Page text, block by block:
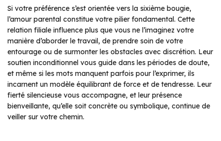
Si votre préférence s’est orientée vers la sixième bougie,
l’amour parental constitue votre pilier fondamental. Cette
relation filiale influence plus que vous ne l’imaginez votre
manière d’aborder le travail, de prendre soin de votre
entourage ou de surmonter les obstacles avec discrétion. Leur
soutien inconditionnel vous guide dans les périodes de doute,
et même si les mots manquent parfois pour l’exprimer, ils
incarnent un modèle équilibrant de force et de tendresse. Leur
fierté silencieuse vous accompagne, et leur présence
bienveillante, qu’elle soit concrète ou symbolique, continue de
veiller sur votre chemin.